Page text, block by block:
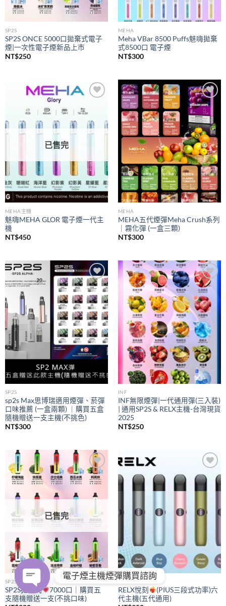
SP2S
SP2S ONCE 5000口拋棄式電子
煙|一次性電子煙新品上市
NT$250
MEHA
Meha VBar 8500 Puffs魅嗨拋棄
式8500口 電子煙
NT$300
wishlist
已售完
MEHA主機
魅嗨MEHA GLOR 電子煙一代主
機
NT$450
Add to
wishlist
MEHA
MEHA五代煙彈Meha Crush系列
｜霧化彈 (一盒三顆)
NT$300
Add to
wishlist
SP2S
sp2s Max思博瑞適用煙彈、菸彈
口味推薦 (一盒兩顆) ｜購買五盒
隨機贈送一支主機(不挑色)
NT$300
Add to
wishlist
INF
INF無限煙彈|一代通用彈(三入裝)
| 通用SP2S & RELX主機-台灣現貨
2025
NT$250
Add to
wishlist
已售完
SP2S
SP2S拋棄式
7000口｜購買五
支隨機贈送一支(不挑口味)
Add to
wishlist
RELX
RELX悅刻
(PIUS三段式功率)六
代主機(五代通用)
電子煙主機煙彈購買諮詢
OPEN